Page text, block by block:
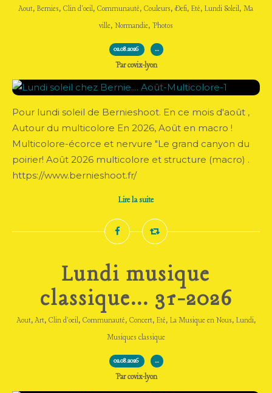
Aout, Bernies, Clin d'oeil, Communauté, Couleurs, Defi, Eté, Lundi Soleil, Ma
ville, Normandie, Photos
02.08.2026 …
Par covix-lyon
Pour lundi soleil de Bernieshoot. En ce mois d'août ,
Autour du multicolore En 2026, Août en macro !
Multicolore-écorce et nervure "Le grand canyon du
poirier! Août 2026 multicolore et structure (macro) .
https://www.bernieshoot.fr/
Lire la suite
Lundi musique
classique... 31-2026
Aout,Art, Clin d'oeil, Communauté, Concert, Eté, La Musique en Nous, Lundi,
Musiques classique
02.08.2026 …
Par covix-lyon